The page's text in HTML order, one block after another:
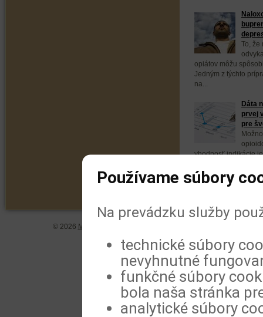
To, že
opiátov môžu
Jedným z týchto
na...
Dáta
prvej
pre
vhodnosť indikácie
© 2026 MeDitorial
Používame súbory
Na prevádzku služby
technické súbory
nevyhnutné
funkčné súbory
bola naša stránka
analytické súbory